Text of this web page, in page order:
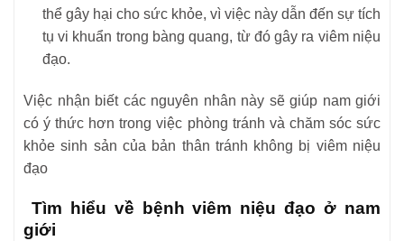
thể gây hại cho sức khỏe, vì việc này dẫn đến sự tích
tụ vi khuẩn trong bàng quang, từ đó gây ra viêm niệu
đạo.
Việc nhận biết các nguyên nhân này sẽ giúp nam giới
có ý thức hơn trong việc phòng tránh và chăm sóc sức
khỏe sinh sản của bản thân tránh không bị viêm niệu
đạo
Tìm hiểu về bệnh viêm niệu đạo ở nam
giới